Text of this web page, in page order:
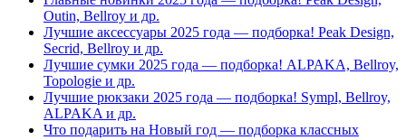
Outin, Bellroy и др.
Лучшие аксессуары 2025 года — подборка! Peak Design,
Secrid, Bellroy и др.
Лучшие сумки 2025 года — подборка! ALPAKA, Bellroy,
Topologie и др.
Лучшие рюкзаки 2025 года — подборка! Sympl, Bellroy,
ALPAKA и др.
Что подарить на Новый год — подборка классных